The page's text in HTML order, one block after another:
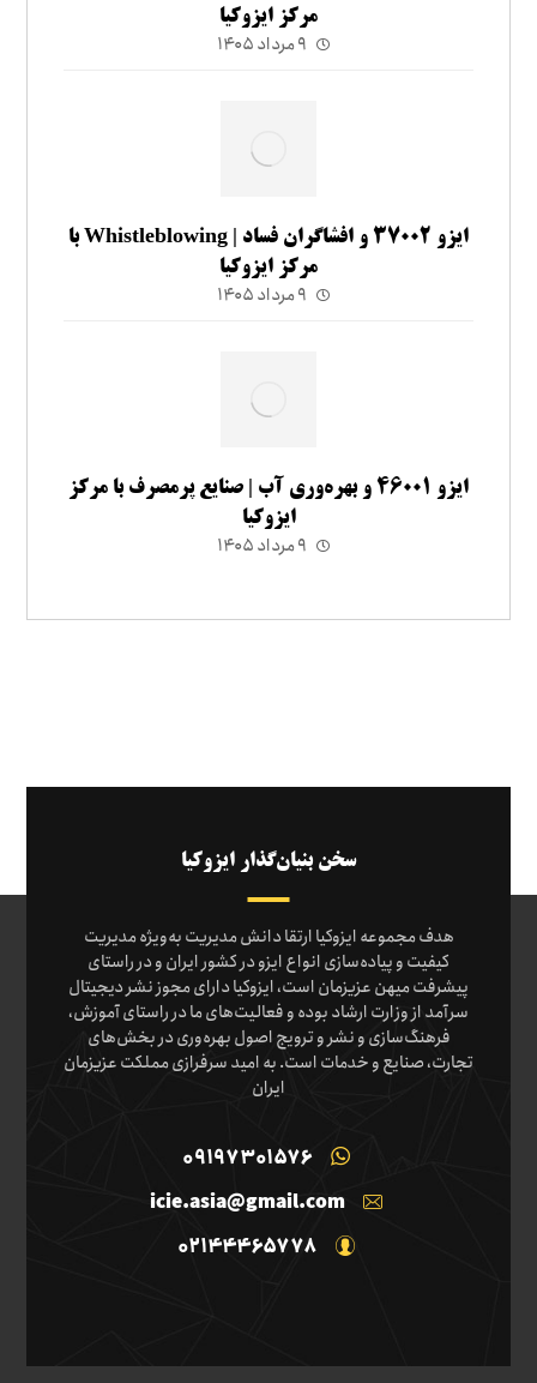
مرکز ایزوکیا
۹ مرداد ۱۴۰۵
ایزو ۳۷۰۰۲ و افشاگران فساد | Whistleblowing با
مرکز ایزوکیا
۹ مرداد ۱۴۰۵
ایزو ۴۶۰۰۱ و بهره‌وری آب | صنایع پرمصرف با مرکز
ایزوکیا
۹ مرداد ۱۴۰۵
سخن بنیان‌گذار ایزوکیا
هدف مجموعه ایزوکیا ارتقا دانش مدیریت به‌ویژه مدیریت
کیفیت و پیاده‌سازی انواع ایزو در کشور ایران و در راستای
پیشرفت میهن عزیزمان است، ایزوکیا دارای مجوز نشر دیجیتال
سرآمد از وزارت ارشاد بوده و فعالیت‌های ما در راستای آموزش،
فرهنگ‌سازی و نشر و ترویج اصول بهره‌وری در بخش‌های
تجارت، صنایع و خدمات است. به امید سرفرازی مملکت عزیزمان
ایران
09197301576
icie.asia@gmail.com
02144465778